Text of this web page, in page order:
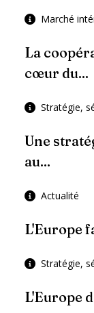
Marché
La
cœur du...
Stratégie,
Une
au...
Actualité
L'Europe
Stratégie,
L'Europe